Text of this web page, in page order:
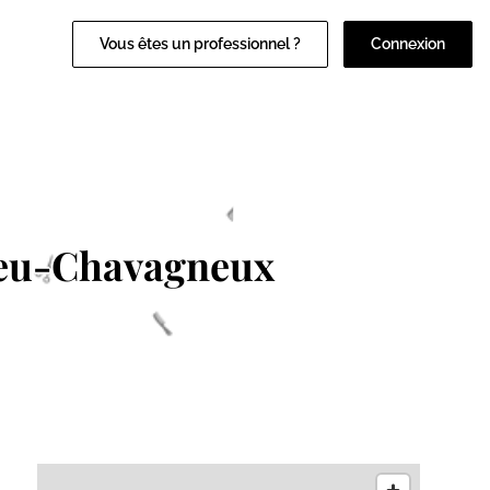
Vous êtes un professionnel ? Connexion
Chavagneux